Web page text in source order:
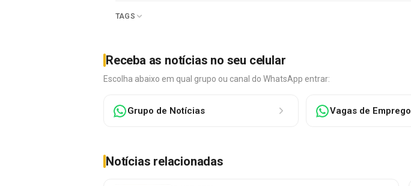
TAGS
Receba as notícias no seu celular
Escolha abaixo em qual grupo ou canal do WhatsApp entrar:
Grupo de Notícias Vagas de Emprego
Notícias relacionadas